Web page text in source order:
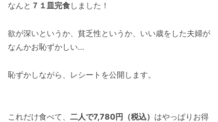
なんと ７１皿完食しました！
欲が深いというか、貧乏性というか、いい歳をした夫婦が
なんかお恥ずかしい…
恥ずかしながら、レシートを公開します。
これだけ食べて、 二人で7,780円（税込） はやっぱりお得